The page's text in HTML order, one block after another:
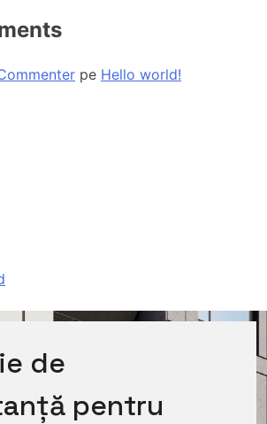
pe Hello world!
de
pentru